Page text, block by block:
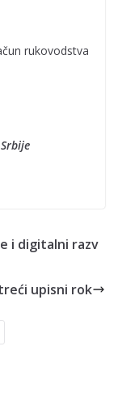
rukovodstva
i digitalni razv
upisni rok